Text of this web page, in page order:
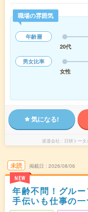
職場の雰囲気
年齢層
20代
男女比率
女性
気になる!
派遣会社 日研トー
未読
NEW
掲載日 2026/08/06
年齢不問！グル
手伝いも仕事の一